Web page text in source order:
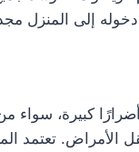
إلى المنزل
أضرارًا كبيرة، سواء
الأمراض. تعتمد